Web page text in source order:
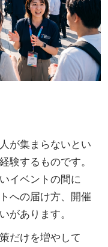
が集まらないとい
験するものです。
イベントの間に
への届け方、開催
があります。
だけを増やして